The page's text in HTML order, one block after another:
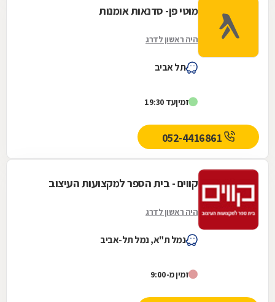
מוטי פן- סדנאות אומנות
היה ראשון לדרג
תל אביב
זמיןעד 19:30
קווים - בית הספר למקצועות העיצוב
היה ראשון לדרג
נמל ת"א, נמל תל-אביב
זמין מ-9:00